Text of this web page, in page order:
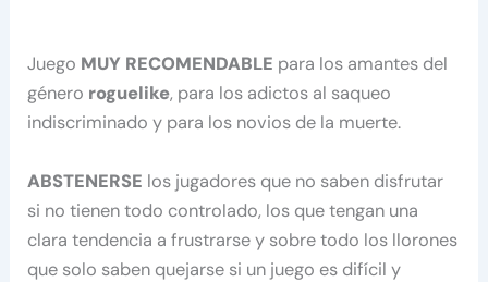
Juego MUY RECOMENDABLE para los amantes del
género roguelike, para los adictos al saqueo
indiscriminado y para los novios de la muerte.
ABSTENERSE los jugadores que no saben disfrutar
si no tienen todo controlado, los que tengan una
clara tendencia a frustrarse y sobre todo los llorones
que solo saben quejarse si un juego es difícil y